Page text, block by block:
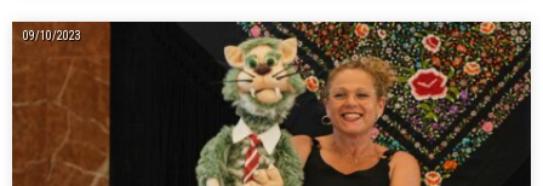
09/10/2023